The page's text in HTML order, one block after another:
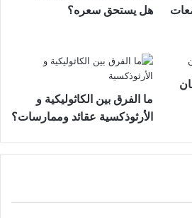
هل يستحق سعره؟
ما الفرق بين الكاثوليكية و
الأرثوذكسية عقائد وممارسات؟